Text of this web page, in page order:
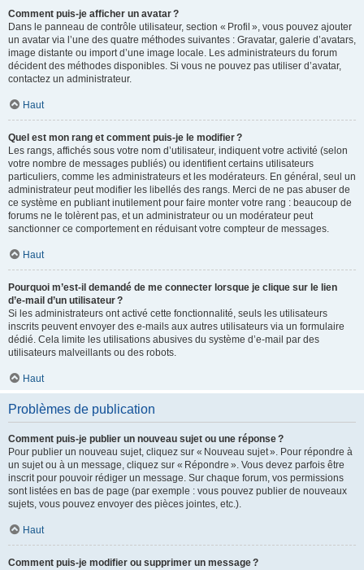
Comment puis-je afficher un avatar ?
Dans le panneau de contrôle utilisateur, section « Profil », vous pouvez ajouter
un avatar via l’une des quatre méthodes suivantes : Gravatar, galerie d’avatars,
image distante ou import d’une image locale. Les administrateurs du forum
décident des méthodes disponibles. Si vous ne pouvez pas utiliser d’avatar,
contactez un administrateur.
Haut
Quel est mon rang et comment puis-je le modifier ?
Les rangs, affichés sous votre nom d’utilisateur, indiquent votre activité (selon
votre nombre de messages publiés) ou identifient certains utilisateurs
particuliers, comme les administrateurs et les modérateurs. En général, seul un
administrateur peut modifier les libellés des rangs. Merci de ne pas abuser de
ce système en publiant inutilement pour faire monter votre rang : beaucoup de
forums ne le tolèrent pas, et un administrateur ou un modérateur peut
sanctionner ce comportement en réduisant votre compteur de messages.
Haut
Pourquoi m’est-il demandé de me connecter lorsque je clique sur le lien
d’e-mail d’un utilisateur ?
Si les administrateurs ont activé cette fonctionnalité, seuls les utilisateurs
inscrits peuvent envoyer des e-mails aux autres utilisateurs via un formulaire
dédié. Cela limite les utilisations abusives du système d’e-mail par des
utilisateurs malveillants ou des robots.
Haut
Problèmes de publication
Comment puis-je publier un nouveau sujet ou une réponse ?
Pour publier un nouveau sujet, cliquez sur « Nouveau sujet ». Pour répondre à
un sujet ou à un message, cliquez sur « Répondre ». Vous devez parfois être
inscrit pour pouvoir rédiger un message. Sur chaque forum, vos permissions
sont listées en bas de page (par exemple : vous pouvez publier de nouveaux
sujets, vous pouvez envoyer des pièces jointes, etc.).
Haut
Comment puis-je modifier ou supprimer un message ?